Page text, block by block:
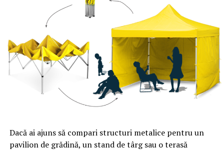
ARTICOLE PE ACEIASI TEMA: PRIMA
Ce se poate întâmpla dacă dormim în avion. Este foarte
grav pentru oameni! | Sibiul de AZI
NU RATATI
Ce face Familia Regală în ziua nunții principelui Nicolae
Dacă ai ajuns să compari structuri metalice pentru un
pavilion de grădină, un stand de târg sau o terasă